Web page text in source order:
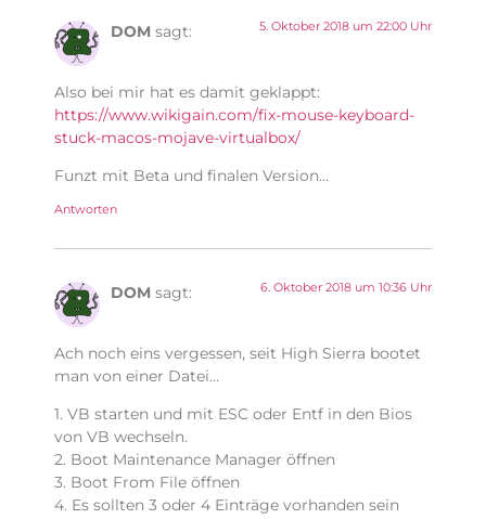
DOM sagt: 5. Oktober 2018 um 22:00 Uhr
Also bei mir hat es damit geklappt:
https://www.wikigain.com/fix-mouse-keyboard-
stuck-macos-mojave-virtualbox/
Funzt mit Beta und finalen Version…
Antworten
DOM sagt: 6. Oktober 2018 um 10:36 Uhr
Ach noch eins vergessen, seit High Sierra bootet
man von einer Datei…
1. VB starten und mit ESC oder Entf in den Bios
von VB wechseln.
2. Boot Maintenance Manager öffnen
3. Boot From File öffnen
4. Es sollten 3 oder 4 Einträge vorhanden sein